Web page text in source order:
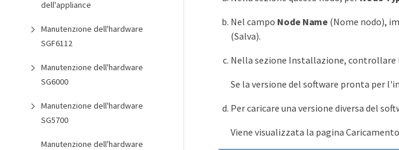
dell'appliance
Manutenzione dell'hardware
SGF6112
Manutenzione dell'hardware
SG6000
Manutenzione dell'hardware
SG5700
Manutenzione dell'hardware
Nel campo Node Name (Nome nodo),
(Salva).
Nella sezione Installazione,
Se la versione del software pronta per
Per caricare una versione diversa del
Viene visualizzata la pagina